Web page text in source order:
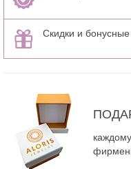
Скидки и бонусные